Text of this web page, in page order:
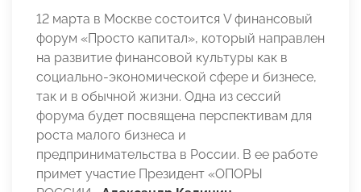
12 марта в Москве состоится V финансовый
форум «Просто капитал», который направлен
на развитие финансовой культуры как в
социально-экономической сфере и бизнесе,
так и в обычной жизни. Одна из сессий
форума будет посвящена перспективам для
роста малого бизнеса и
предпринимательства в России. В ее работе
примет участие Президент «ОПОРЫ